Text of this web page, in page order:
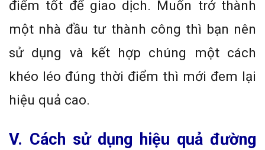
điểm tốt để giao dịch. Muốn trở thành
một nhà đầu tư thành công thì bạn nên
sử dụng và kết hợp chúng một cách
khéo léo đúng thời điểm thì mới đem lại
hiệu quả cao.
V. Cách sử dụng hiệu quả đường